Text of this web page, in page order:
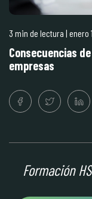
3 min de lectura | enero
Consecuencias
empresas
Formación